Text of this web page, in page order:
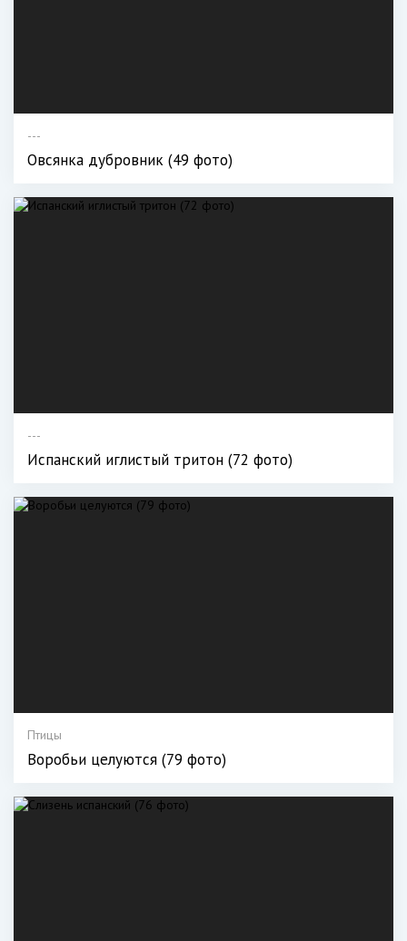
---
Овсянка дубровник (49 фото)
---
Испанский иглистый тритон (72 фото)
Птицы
Воробьи целуются (79 фото)